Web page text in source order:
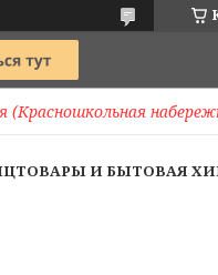
(Красношкольная
И БЫТОВАЯ